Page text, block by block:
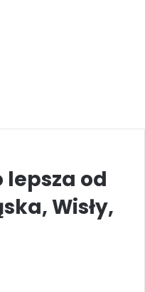
lepsza od
Wisły,